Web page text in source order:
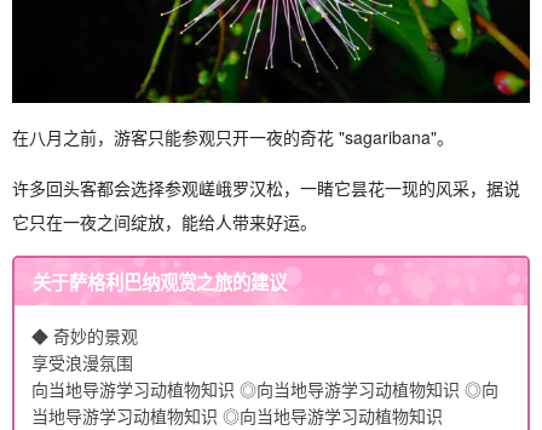
在八月之前，游客只能参观只开一夜的奇花 "sagaribana"。
许多回头客都会选择参观嵯峨罗汉松，一睹它昙花一现的风采，据说
它只在一夜之间绽放，能给人带来好运。
关于萨格利巴纳观赏之旅的建议
◆ 奇妙的景观
享受浪漫氛围
向当地导游学习动植物知识 ◎向当地导游学习动植物知识 ◎向
当地导游学习动植物知识 ◎向当地导游学习动植物知识